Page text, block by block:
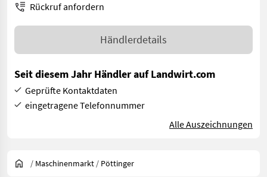
Rückruf anfordern
Händlerdetails
Seit diesem Jahr Händler auf Landwirt.com
Geprüfte Kontaktdaten
eingetragene Telefonnummer
Alle Auszeichnungen
/ Maschinenmarkt / Pöttinger